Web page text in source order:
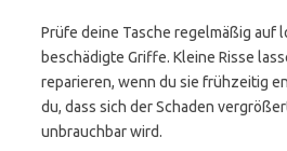
Prüfe deine Tasche regelmäßig auf
beschädigte Griffe. Kleine Risse
reparieren, wenn du sie frühzeitig
du, dass sich der Schaden
unbrauchbar wird.